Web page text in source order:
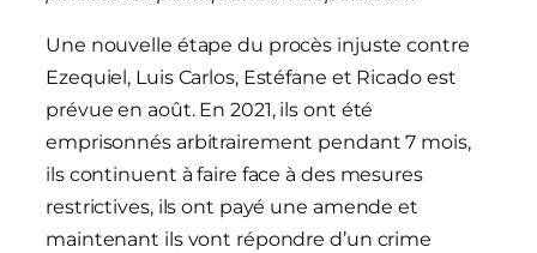
Une nouvelle étape du procès injuste contre
Ezequiel, Luis Carlos, Estéfane et Ricado est
prévue en août. En 2021, ils ont été
emprisonnés arbitrairement pendant 7 mois,
ils continuent à faire face à des mesures
restrictives, ils ont payé une amende et
maintenant ils vont répondre d’un crime